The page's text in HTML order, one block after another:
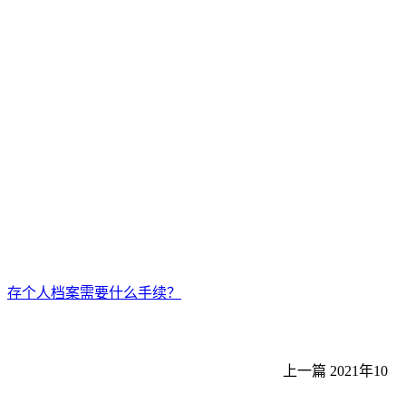
存个人档案需要什么手续？
上一篇 2021年10